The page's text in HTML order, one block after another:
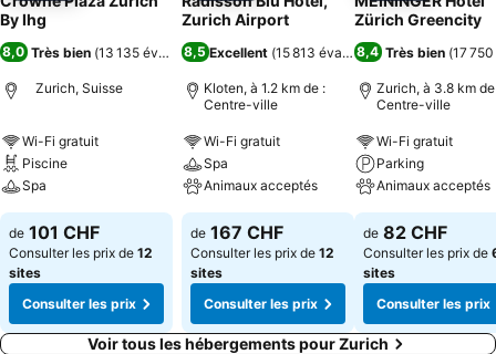
By Ihg
8,0 Très bien (13 135 évaluations)
Zurich, Suisse
Wi-Fi gratuit
Piscine
Spa
de 101 CHF
Consulter les prix de 12
sites
Consulter les prix
Zurich Airport
8,5 Excellent (15 813 évaluations)
Kloten, à 1.2 km de :
Centre-ville
Wi-Fi gratuit
Spa
Animaux acceptés
de 167 CHF
Consulter les prix de 12
sites
Consulter les prix
Zürich Greencity
8,4 Très bien (17
Zurich, à 3.8 km
Centre-ville
Wi-Fi gratuit
Parking
Animaux acceptés
de 82 CHF
Consulter les prix de
sites
Consulter les prix
Voir tous les hébergements pour Zurich